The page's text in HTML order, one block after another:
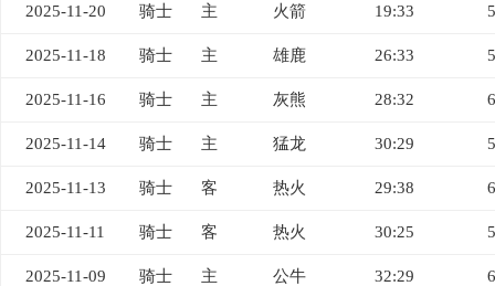
2025-11-20 骑士 主 火箭 19:33
2025-11-18 骑士 主 雄鹿 26:33
2025-11-16 骑士 主 灰熊 28:32
2025-11-14 骑士 主 猛龙 30:29
2025-11-13 骑士 客 热火 29:38
2025-11-11 骑士 客 热火 30:25
2025-11-09 骑士 主 公牛 32:29